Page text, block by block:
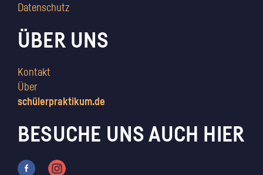
Datenschutz
ÜBER UNS
Kontakt
Über
schülerpraktikum.de
BESUCHE UNS AUCH HIER